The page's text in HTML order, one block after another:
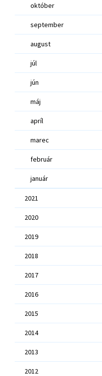
október
september
august
júl
jún
máj
apríl
marec
február
január
2021
2020
2019
2018
2017
2016
2015
2014
2013
2012